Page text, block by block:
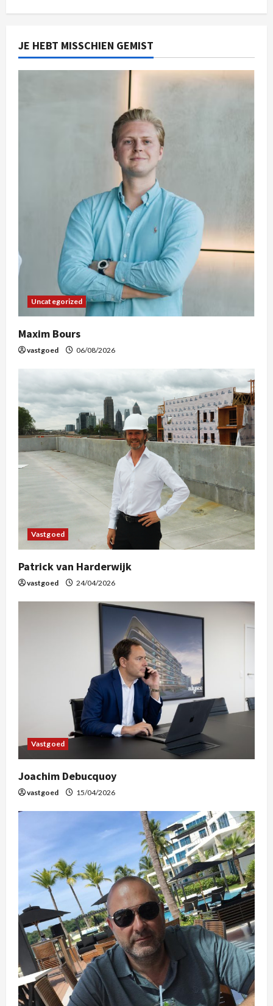
JE HEBT MISSCHIEN GEMIST
Uncategorized
Maxim Bours
vastgoed 06/08/2026
Vastgoed
Patrick van Harderwijk
vastgoed 24/04/2026
Vastgoed
Joachim Debucquoy
vastgoed 15/04/2026